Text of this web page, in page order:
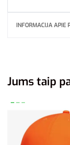
INFORMACIJA APIE
Jums taip